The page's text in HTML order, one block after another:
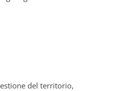
del territorio,